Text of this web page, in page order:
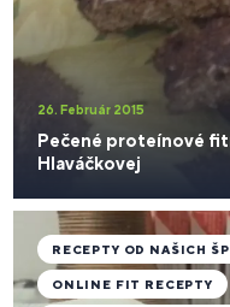
26. Február 2015
Pečené proteínové
Hlaváčkovej
RECEPTY OD NAŠICH
ONLINE FIT RECEPTY